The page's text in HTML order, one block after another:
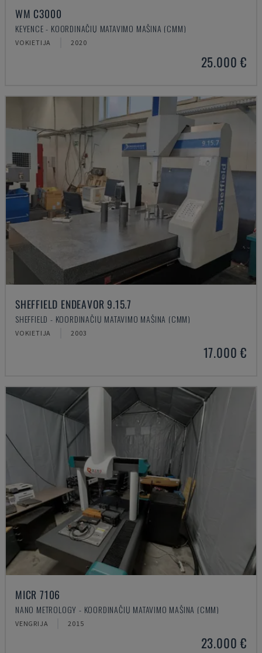
WM C3000
KEYENCE - KOORDINAČIŲ MATAVIMO MAŠINA (CMM)
VOKIETIJA 2020
25.000 €
SHEFFIELD ENDEAVOR 9.15.7
SHEFFIELD - KOORDINAČIŲ MATAVIMO MAŠINA (CMM)
VOKIETIJA 2003
17.000 €
MICR 7106
NANO METROLOGY - KOORDINAČIŲ MATAVIMO MAŠINA (CMM)
VENGRIJA 2015
23.000 €